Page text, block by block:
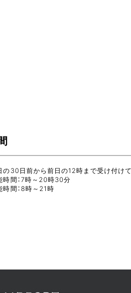
30日前から前日の12時まで受け付けて
間：7時～20時30分
間：8時～21時